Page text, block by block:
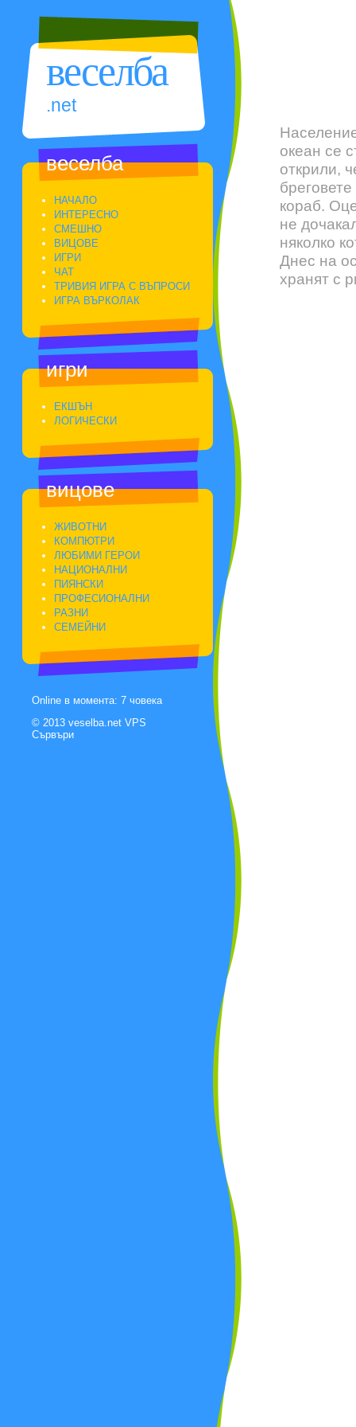
веселба
.net
океан се
открили,
кораб.
не
няколко
Днес на
хранят с
веселба
НАЧАЛО
ИНТЕРЕСНО
СМЕШНО
ВИЦОВЕ
ИГРИ
ЧАТ
ТРИВИЯ ИГРА С ВЪПРОСИ
ИГРА ВЪРКОЛАК
игри
ЕКШЪН
ЛОГИЧЕСКИ
вицове
ЖИВОТНИ
КОМПЮТРИ
ЛЮБИМИ ГЕРОИ
НАЦИОНАЛНИ
ПИЯНСКИ
ПРОФЕСИОНАЛНИ
РАЗНИ
СЕМЕЙНИ
Online в момента: 7 човека
© 2013 veselba.net VPS
Сървъри